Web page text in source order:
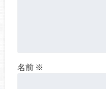
名前 ※